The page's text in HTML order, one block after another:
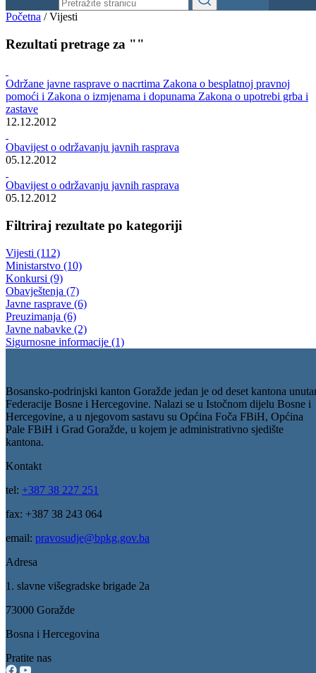
Vlada BPK
Vijesti
Rezultati pretrage za ""
Održane javne rasprave o nacrtima Zakona o besplatnoj pravnoj
zastave